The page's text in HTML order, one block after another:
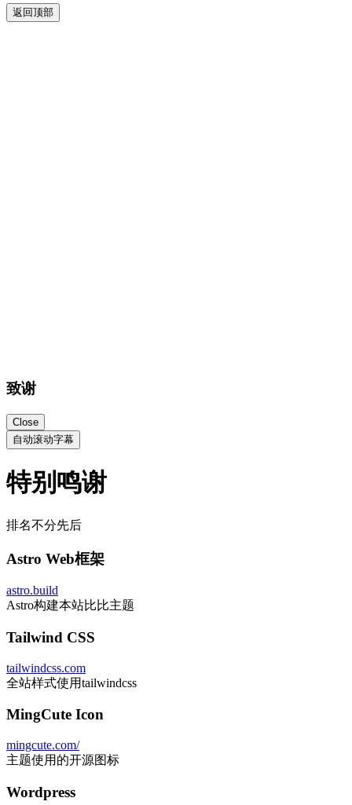
返回顶部
致谢
Close
自动滚动字幕
特别鸣谢
排名不分先后
Astro Web框架
astro.build
Astro构建本站比比主题
Tailwind CSS
tailwindcss.com
全站样式使用tailwindcss
MingCute Icon
mingcute.com/
主题使用的开源图标
Wordpress